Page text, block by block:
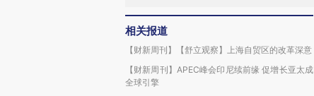
相关报道
【财新周刊】【舒立观察】上海自贸区的改革深意
【财新周刊】APEC峰会印尼续前缘 促增长亚太成
全球引擎